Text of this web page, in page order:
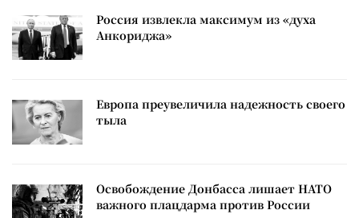
Россия извлекла максимум из «духа
Анкориджа»
Европа преувеличила надежность своего
тыла
Освобождение Донбасса лишает НАТО
важного плацдарма против России